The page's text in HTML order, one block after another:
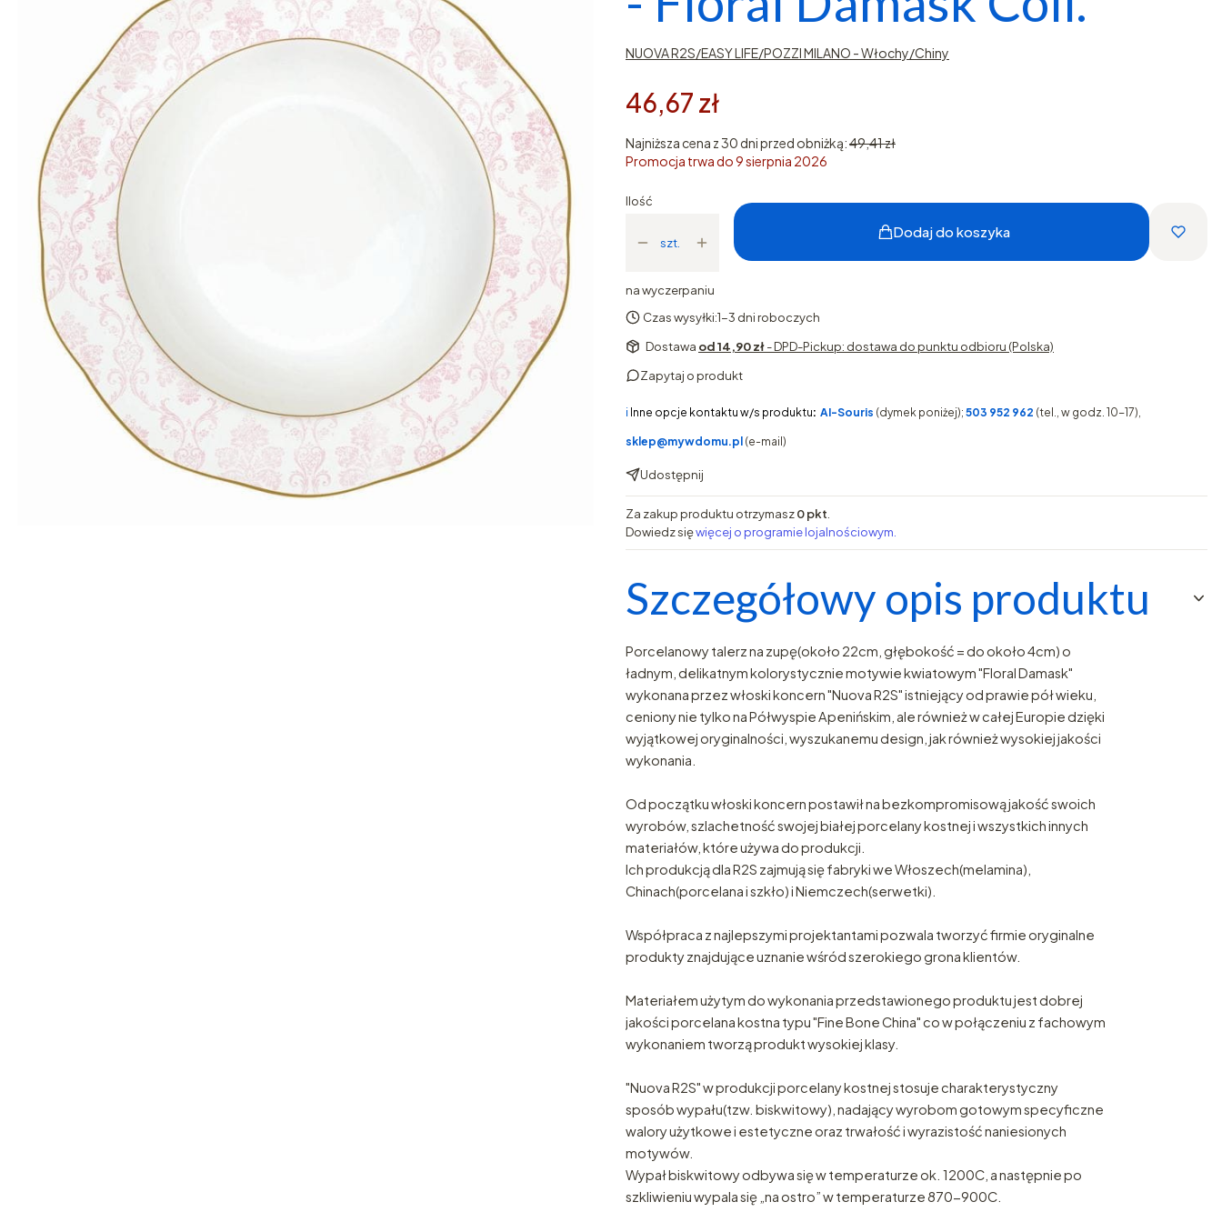
NUOVA R2S/EASY LIFE/POZZI MILANO - Włochy/Chiny
46,67 zł
Najniższa cena z 30 dni przed obniżką:49,41 zł
Promocja trwa do 9 sierpnia 2026
Ilość
szt.
Dodaj do koszyka
na wyczerpaniu
Czas wysyłki:1-3 dni roboczych
Dostawa od 14,90 zł- DPD-Pickup: dostawa do punktu odbioru (Polska)
Zapytaj o produkt
ℹ️ Inne opcje kontaktu w/s produktu: AI-Souris (dymek poniżej); 503 952 962 (tel., w godz. 10-17),
sklep@mywdomu.pl (e-mail)
Udostępnij
Za zakup produktu otrzymasz0 pkt
Dowiedz sięwięcej o programie lojalnościowym.
Szczegółowy opis produktu
Porcelanowy talerz na zupę(około 22cm, głębokość = do około 4cm) o
ładnym, delikatnym kolorystycznie motywie kwiatowym "Floral Damask"
wykonana przez włoski koncern "Nuova R2S" istniejący od prawie pół wieku,
ceniony nie tylko na Półwyspie Apenińskim, ale również w całej Europie dzięki
wyjątkowej oryginalności, wyszukanemu design, jak również wysokiej jakości
wykonania.
Od początku włoski koncern postawił na bezkompromisową jakość swoich
wyrobów, szlachetność swojej białej porcelany kostnej i wszystkich innych
materiałów, które używa do produkcji.
Ich produkcją dla R2S zajmują się fabryki we Włoszech(melamina),
Chinach(porcelana i szkło) i Niemczech(serwetki).
Współpraca z najlepszymi projektantami pozwala tworzyć firmie oryginalne
produkty znajdujące uznanie wśród szerokiego grona klientów.
Materiałem użytym do wykonania przedstawionego produktu jest dobrej
jakości porcelana kostna typu "Fine Bone China" co w połączeniu z fachowym
wykonaniem tworzą produkt wysokiej klasy.
"Nuova R2S" w produkcji porcelany kostnej stosuje charakterystyczny
sposób wypału(tzw. biskwitowy), nadający wyrobom gotowym specyficzne
walory użytkowe i estetyczne oraz trwałość i wyrazistość naniesionych
motywów.
Wypał biskwitowy odbywa się w temperaturze ok. 1200C, a następnie po
szkliwieniu wypala się „na ostro” w temperaturze 870-900C.